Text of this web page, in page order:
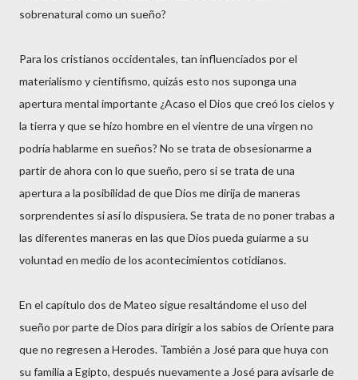
sobrenatural como un sueño?
Para los cristianos occidentales, tan influenciados por el
materialismo y cientifismo, quizás esto nos suponga una
apertura mental importante ¿Acaso el Dios que creó los cielos y
la tierra y que se hizo hombre en el vientre de una virgen no
podría hablarme en sueños? No se trata de obsesionarme a
partir de ahora con lo que sueño, pero si se trata de una
apertura a la posibilidad de que Dios me dirija de maneras
sorprendentes si así lo dispusiera. Se trata de no poner trabas a
las diferentes maneras en las que Dios pueda guiarme a su
voluntad en medio de los acontecimientos cotidianos.
En el capítulo dos de Mateo sigue resaltándome el uso del
sueño por parte de Dios para dirigir a los sabios de Oriente para
que no regresen a Herodes. También a José para que huya con
su familia a Egipto, después nuevamente a José para avisarle de